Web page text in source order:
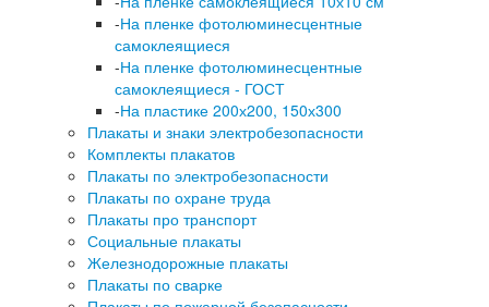
-На пленке фотолюминесцентные
самоклеящиеся
-На пленке фотолюминесцентные
самоклеящиеся - ГОСТ
-На пластике 200х200, 150х300
Плакаты и знаки электробезопасности
Комплекты плакатов
Плакаты по электробезопасности
Плакаты по охране труда
Плакаты про транспорт
Социальные плакаты
Железнодорожные плакаты
Плакаты по сварке